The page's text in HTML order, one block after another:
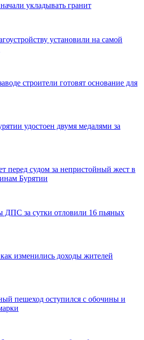
укладывать гранит
установили на самой
строители готовят основание для
удостоен двумя медалями за
перед судом за непристойный жест в
Бурятии
ДПС за сутки отловили 16 пьяных
изменились доходы жителей
пешеход оступился с обочины и